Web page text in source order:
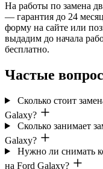
На работы по замена
— гарантия до 24
форму на сайте или
выдадим до начала
бесплатно.
Частые
Сколько стоит
Galaxy?
Сколько занимает
Galaxy?
Нужно ли снимать
на Ford Galaxy?